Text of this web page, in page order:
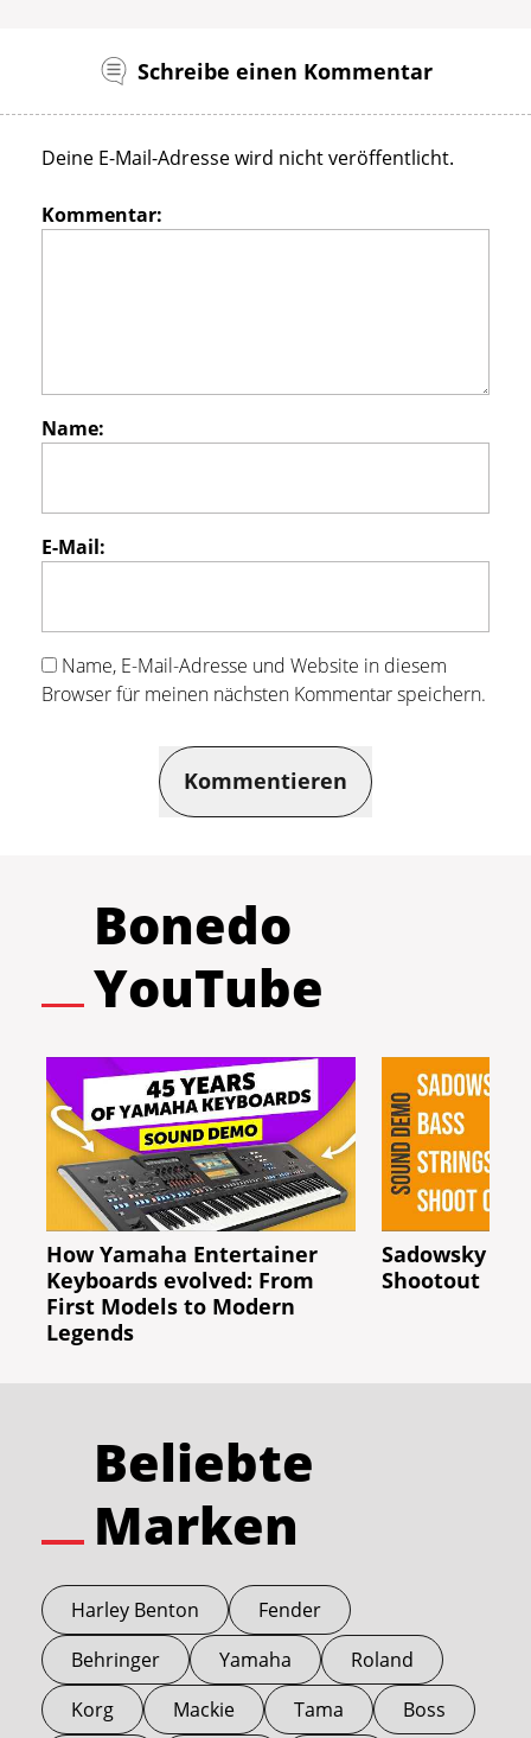
Schreibe einen Kommentar
Deine E-Mail-Adresse wird nicht veröffentlicht.
Kommentar:
Name:
E-Mail:
Name, E-Mail-Adresse und Website in diesem
Browser für meinen nächsten Kommentar speichern.
Kommentieren
Bonedo
YouTube
How Yamaha Entertainer
Keyboards evolved: From
First Models to Modern
Legends
Sadowsky
Shootout
Beliebte
Marken
Harley Benton
Fender
Behringer
Yamaha
Roland
Korg
Mackie Tama
Boss